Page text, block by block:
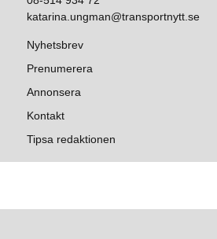
katarina.ungman@transportnytt.se
Nyhetsbrev
Prenumerera
Annonsera
Kontakt
Tipsa redaktionen